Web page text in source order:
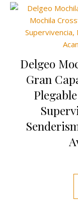
Delgeo
Gran